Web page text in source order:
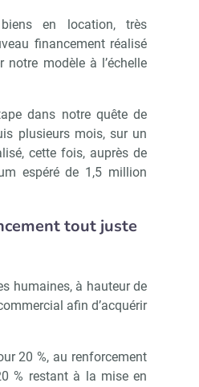
en location, très
financement réalisé
notre modèle à l’échelle
dans notre quête de
plusieurs mois, sur un
cette fois, auprès de
espéré de 1,5 million
tout juste
humaines, à hauteur de
afin d’acquérir
20 %, au renforcement
% restant à la mise en